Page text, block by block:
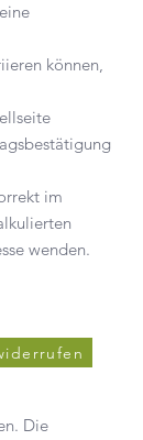
können,
im
wenden.
Die